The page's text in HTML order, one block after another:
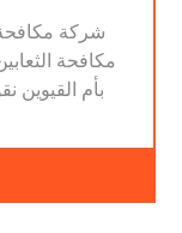
مكافحة
بأم القيوين